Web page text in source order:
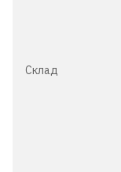
Cклад